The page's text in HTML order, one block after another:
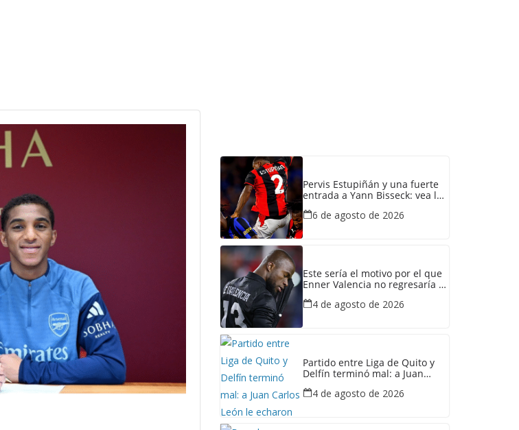
Pervis Estupiñán y una fuerte
entrada a Yann Bisseck: vea la
ecuatoriano
6 de agosto de 2026
Este sería el motivo por el que
Enner Valencia no regresaría a
4 de agosto de 2026
Partido entre Liga de Quito y
Delfín terminó mal: a Juan
lacrimógeno
4 de agosto de 2026